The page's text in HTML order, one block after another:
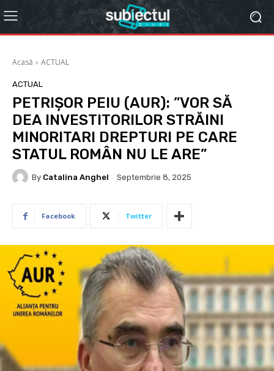
Acasă ACTUAL
ACTUAL
PETRIȘOR PEIU (AUR): ”VOR SĂ
DEA INVESTITORILOR STRĂINI
MINORITARI DREPTURI PE CARE
STATUL ROMÂN NU LE ARE”
By Catalina Anghel Septembrie 8, 2025
Facebook Twitter